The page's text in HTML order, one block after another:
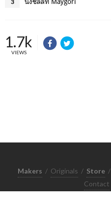
3
1.7k
VIEWS
Makers / Originals / Store /
Contact